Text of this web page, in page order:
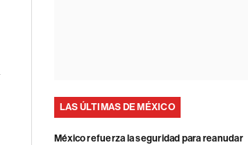
LAS ÚLTIMAS DE MÉXICO
México refuerza la seguridad para reanudar